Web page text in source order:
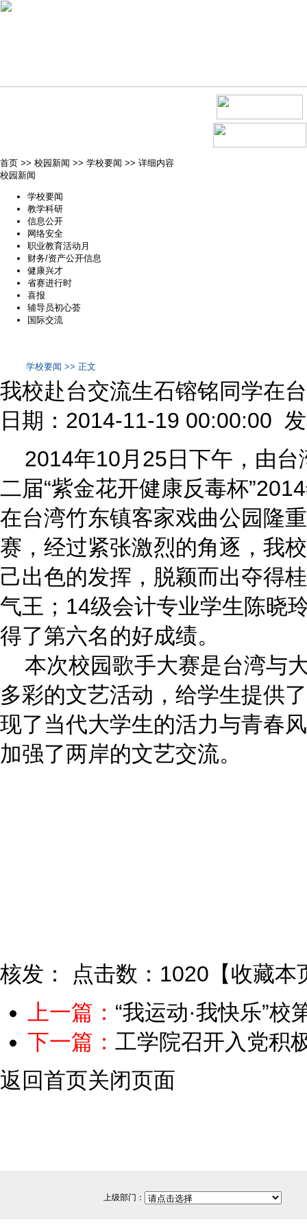
首页 >> 校园新闻 >> 学校要闻 >> 详细内容
校园新闻
学校要闻
教学科研
信息公开
网络安全
职业教育活动月
财务/资产公开信息
健康兴才
省赛进行时
喜报
辅导员初心荟
国际交流
学校要闻 >> 正文
我校赴台交流生石镕铭同学在
日期：2014-11-19 00:00:00
2014年10月25日下午，由台
二届“紫金花开健康反毒杯
在台湾竹东镇客家戏曲公园隆
赛，经过紧张激烈的角逐，我
己出色的发挥，脱颖而出夺得
气王；14级会计专业学生陈晓
得了第六名的好成绩。
本次校园歌手大赛是台湾与
多彩的文艺活动，给学生提供
现了当代大学生的活力与青春
加强了两岸的文艺交流。
核发： 点击数：1020 【收藏本
上一篇： “我运动·我快乐”
下一篇： 工学院召开入党积
返回首页关闭页面
上级部门：